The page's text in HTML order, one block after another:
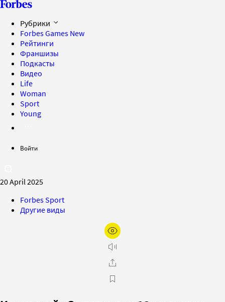
Рубрики
Forbes Games New
Рейтинги
Франшизы
Подкасты
Видео
Life
Woman
Sport
Young
Войти
20 April 2025
Forbes Sport
Другие виды